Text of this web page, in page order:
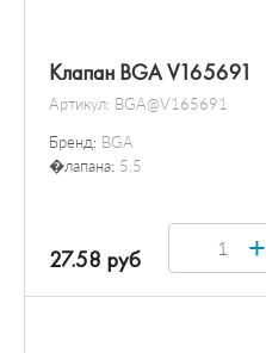
Клапан BGA V165691
Артикул: BGA@V165691
Бренд: BGA
�лапана: 5.5
27.58 руб +